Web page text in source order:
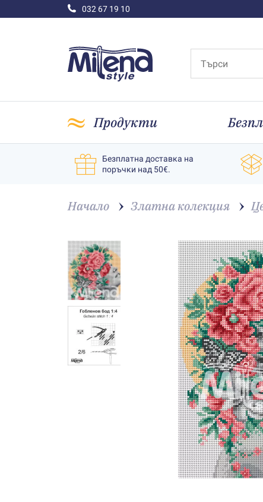
032 67 19 10
Продукти
Безплатна доставка на
поръчки над 50€.
Начало Златна колекция